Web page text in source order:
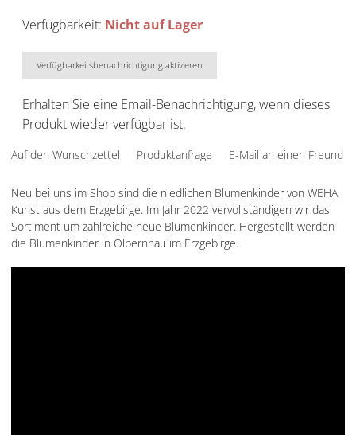
Verfügbarkeit: Nicht auf Lager
Verfügbarkeitsbenachrichtigung aktivieren
Erhalten Sie eine Email-Benachrichtigung, wenn dieses
Produkt wieder verfügbar ist.
Auf den Wunschzettel Produktanfrage E-Mail an einen Freund
Neu bei uns im Shop sind die niedlichen Blumenkinder von WEHA
Kunst aus dem Erzgebirge. Im Jahr 2022 vervollständigen wir das
Sortiment um zahlreiche neue Blumenkinder. Hergestellt werden
die Blumenkinder in Olbernhau im Erzgebirge.